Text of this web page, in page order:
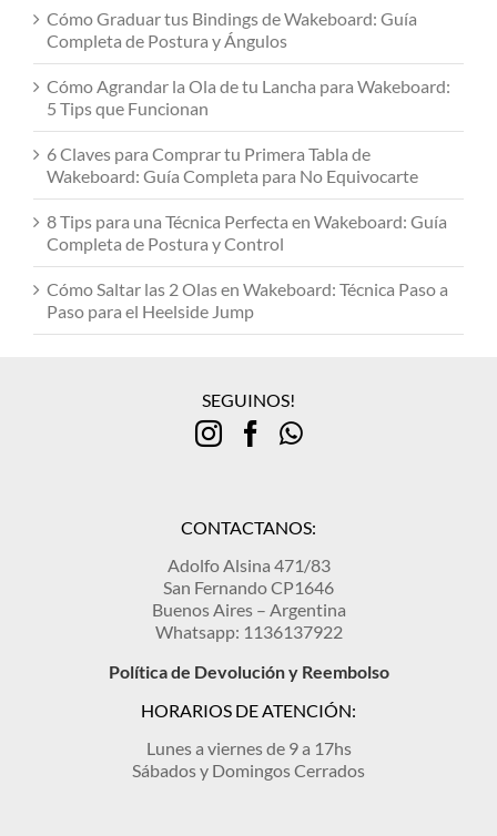
Cómo Graduar tus Bindings de Wakeboard: Guía
Completa de Postura y Ángulos
Cómo Agrandar la Ola de tu Lancha para Wakeboard:
5 Tips que Funcionan
6 Claves para Comprar tu Primera Tabla de
Wakeboard: Guía Completa para No Equivocarte
8 Tips para una Técnica Perfecta en Wakeboard: Guía
Completa de Postura y Control
Cómo Saltar las 2 Olas en Wakeboard: Técnica Paso a
Paso para el Heelside Jump
SEGUINOS!
CONTACTANOS:
Adolfo Alsina 471/83
San Fernando CP1646
Buenos Aires – Argentina
Whatsapp: 1136137922
Política de Devolución y Reembolso
HORARIOS DE ATENCIÓN:
Lunes a viernes de 9 a 17hs
Sábados y Domingos Cerrados